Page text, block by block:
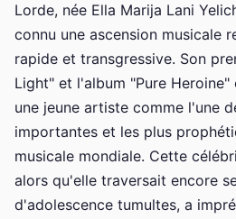
Lorde, née Ella Marija Lani
connu une ascension musicale
rapide et transgressive. Son
Light" et l'album "Pure
une jeune artiste comme l'une
importantes et les plus
musicale mondiale. Cette
alors qu'elle traversait encore
d'adolescence tumultes, a